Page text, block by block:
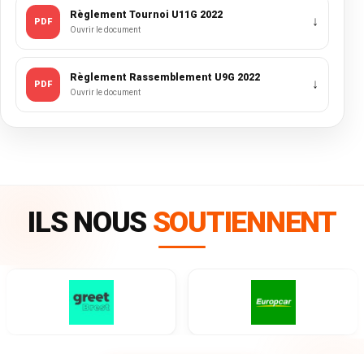
PDF
Règlement Tournoi U11G 2022
Ouvrir le document ↓
PDF
Règlement Rassemblement U9G 2022
Ouvrir le document ↓
ILS NOUS SOUTIENNENT